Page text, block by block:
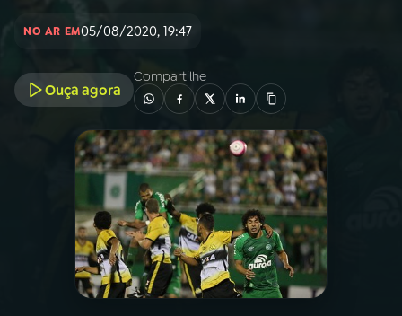
INÍCIO
A RÁDIO
PROGRAMAÇÃO
PROGRAMAS
PODCASTS
NO AR EM05/08/2020, 19:47
Ouça agora
Compartilhe